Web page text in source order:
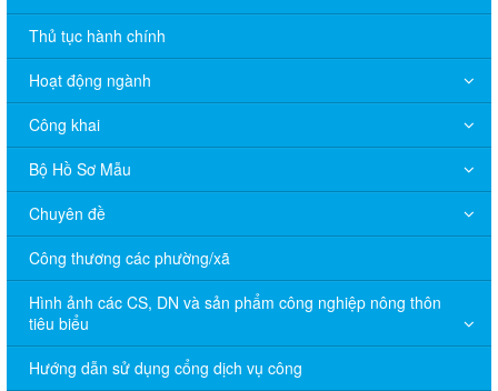
Thủ tục hành chính
Hoạt động ngành
Công khai
Bộ Hồ Sơ Mẫu
Chuyên đề
Công thương các phường/xã
Hình ảnh các CS, DN và sản phẩm công nghiệp nông thôn
tiêu biểu
Hướng dẫn sử dụng cổng dịch vụ công